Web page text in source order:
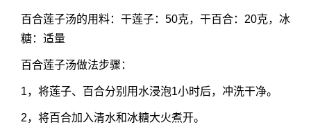
百合莲子汤的用料：干莲子：50克，干百合：20克，冰
糖：适量
百合莲子汤做法步骤：
1，将莲子、百合分别用水浸泡1小时后，冲洗干净。
2，将百合加入清水和冰糖大火煮开。